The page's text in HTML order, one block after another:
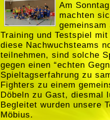
Am
machten
gemeinsam
Training und Testspiel
diese Nachwuchsteams
teilnehmen, sind solche
gegen einen “echten
Spieltagserfahrung zu
Fighters zu einem
Döbeln zu Gast, diesmal
Begleitet wurden unsere
Möbius.